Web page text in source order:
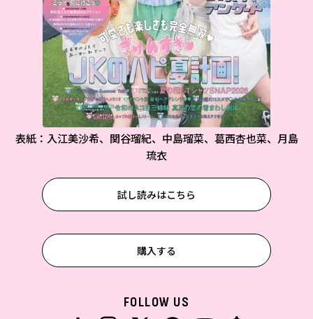
表紙：入江美沙希、関谷瑠紀、中島瑠菜、葛西杏也菜、月島
琉衣
試し読みはこちら
購入する
FOLLOW US